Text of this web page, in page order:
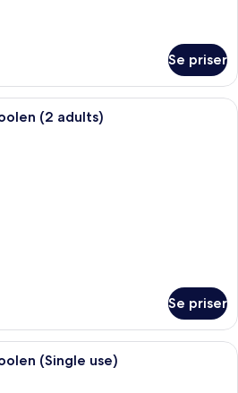
Se priser
Ett modernt hotellrum med en stor
(2 adults)
Se priser
Ett modernt hotellrum med en stor
(Single use)